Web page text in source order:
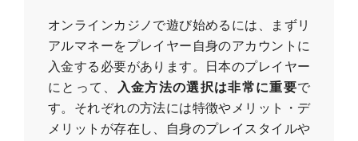
オンラインカジノで遊び始めるには、まずリ
アルマネーをプレイヤー自身のアカウントに
入金する必要があります。日本のプレイヤー
にとって、
入金方法の選択は非常に重要で
す。それぞれの方法には特徴やメリット・デ
メリットが存在し、自身のプレイスタイルや